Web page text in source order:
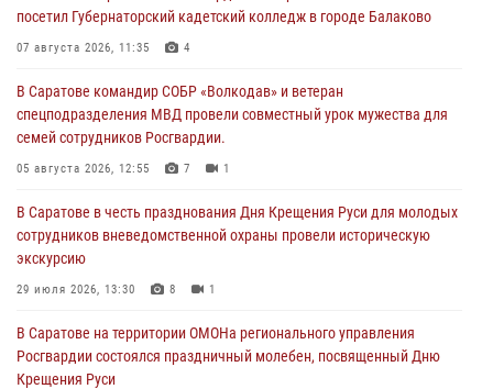
посетил Губернаторский кадетский колледж в городе Балаково
07 августа 2026, 11:35 4
В Саратове командир СОБР «Волкодав» и ветеран
спецподразделения МВД провели совместный урок мужества для
семей сотрудников Росгвардии.
05 августа 2026, 12:55 7 1
В Саратове в честь празднования Дня Крещения Руси для молодых
сотрудников вневедомственной охраны провели историческую
экскурсию
29 июля 2026, 13:30 8 1
В Саратове на территории ОМОНа регионального управления
Росгвардии состоялся праздничный молебен, посвященный Дню
Крещения Руси